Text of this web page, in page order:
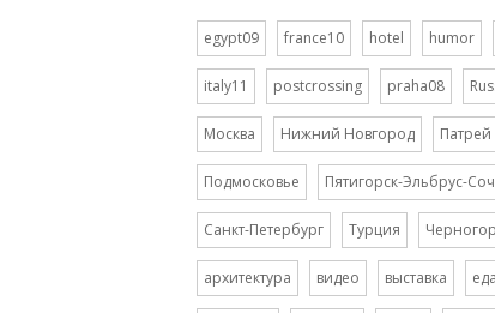
egypt09 france10 hotel humor
italy11 postcrossing praha08
Москва Нижний Новгород Патрей
Подмосковье Пятигорск-Эльбрус-
Санкт-Петербург Турция
архитектура видео выставка